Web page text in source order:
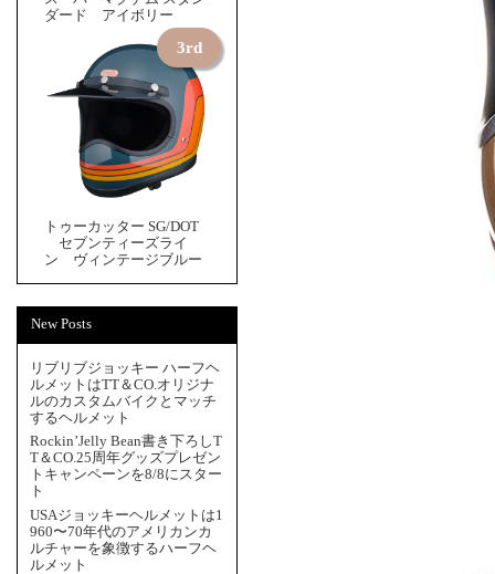
ダード アイボリー
トゥーカッター SG/DOT
セブンティーズライ
ン ヴィンテージブルー
New Posts
リブリブジョッキー ハーフヘ
ルメットはTT＆CO.オリジナ
ルのカスタムバイクとマッチ
するヘルメット
Rockin’Jelly Bean書き下ろしT
T＆CO.25周年グッズプレゼン
トキャンペーンを8/8にスター
ト
USAジョッキーヘルメットは1
960〜70年代のアメリカンカ
ルチャーを象徴するハーフヘ
ルメット